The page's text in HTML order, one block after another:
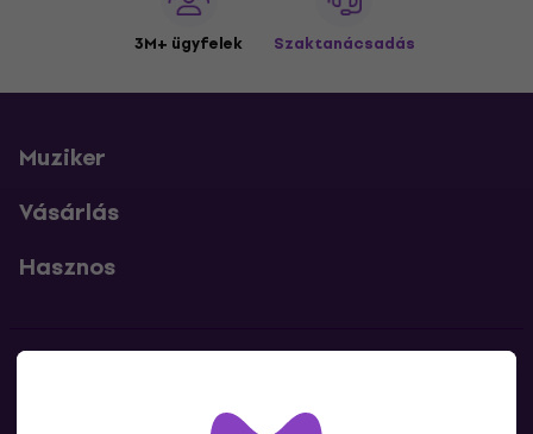
3M+ ügyfelek Szaktanácsadás
Muziker
Vásárlás
Hasznos